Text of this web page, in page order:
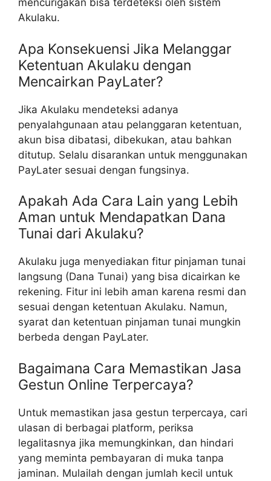
mencurigakan bisa terdeteksi oleh sistem
Akulaku.
Apa Konsekuensi Jika Melanggar
Ketentuan Akulaku dengan
Mencairkan PayLater?
Jika Akulaku mendeteksi adanya
penyalahgunaan atau pelanggaran ketentuan,
akun bisa dibatasi, dibekukan, atau bahkan
ditutup. Selalu disarankan untuk menggunakan
PayLater sesuai dengan fungsinya.
Apakah Ada Cara Lain yang Lebih
Aman untuk Mendapatkan Dana
Tunai dari Akulaku?
Akulaku juga menyediakan fitur pinjaman tunai
langsung (Dana Tunai) yang bisa dicairkan ke
rekening. Fitur ini lebih aman karena resmi dan
sesuai dengan ketentuan Akulaku. Namun,
syarat dan ketentuan pinjaman tunai mungkin
berbeda dengan PayLater.
Bagaimana Cara Memastikan Jasa
Gestun Online Terpercaya?
Untuk memastikan jasa gestun terpercaya, cari
ulasan di berbagai platform, periksa
legalitasnya jika memungkinkan, dan hindari
yang meminta pembayaran di muka tanpa
jaminan. Mulailah dengan jumlah kecil untuk